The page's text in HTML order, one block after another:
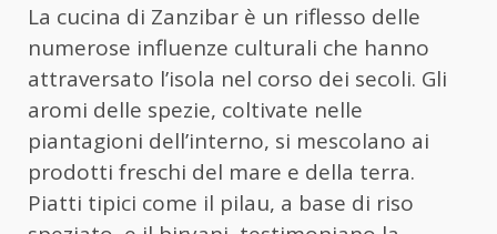
La cucina di Zanzibar è un riflesso delle
numerose influenze culturali che hanno
attraversato l’isola nel corso dei secoli. Gli
aromi delle spezie, coltivate nelle
piantagioni dell’interno, si mescolano ai
prodotti freschi del mare e della terra.
Piatti tipici come il pilau, a base di riso